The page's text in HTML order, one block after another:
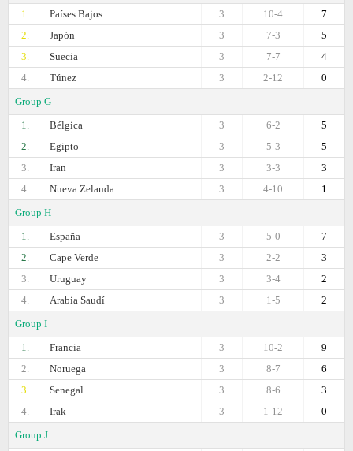
1.
Países Bajos 7
10-4
3
2.
Japón 5
7-3
3
3.
Suecia 4
7-7
3
4.
Túnez 0
2-12
3
Group G
1.
Bélgica 5
6-2
3
2.
Egipto 5
5-3
3
3.
Iran 3
3-3
3
4.
Nueva Zelanda 1
4-10
3
Group H
1.
España 7
5-0
3
2.
Cape Verde 3
2-2
3
3.
Uruguay 2
3-4
3
4.
Arabia Saudí 2
1-5
3
Group I
1.
Francia 9
10-2
3
2.
Noruega 6
8-7
3
3.
Senegal 3
8-6
3
4.
Irak 0
1-12
3
Group J